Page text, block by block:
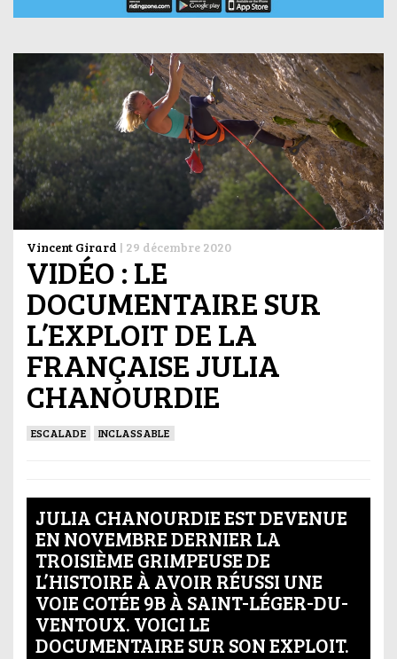
Vincent Girard | 29 décembre 2020
VIDÉO : LE
DOCUMENTAIRE SUR
L’EXPLOIT DE LA
FRANÇAISE JULIA
CHANOURDIE
ESCALADE INCLASSABLE
JULIA CHANOURDIE EST DEVENUE
EN NOVEMBRE DERNIER LA
TROISIÈME GRIMPEUSE DE
L’HISTOIRE À AVOIR RÉUSSI UNE
VOIE COTÉE 9B À SAINT-LÉGER-DU-
VENTOUX. VOICI LE
DOCUMENTAIRE SUR SON EXPLOIT.